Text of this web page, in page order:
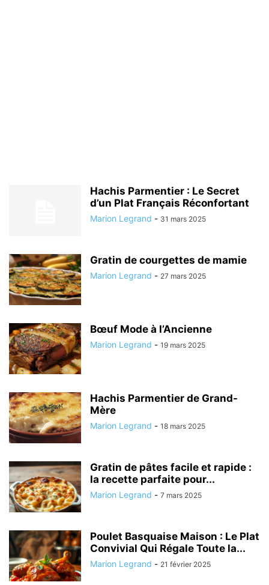
Hachis Parmentier : Le Secret
d’un Plat Français Réconfortant
Marion Legrand - 31 mars 2025
Gratin de courgettes de mamie
Marion Legrand - 27 mars 2025
Bœuf Mode à l’Ancienne
Marion Legrand - 19 mars 2025
Hachis Parmentier de Grand-
Mère
Marion Legrand - 18 mars 2025
Gratin de pâtes facile et rapide :
la recette parfaite pour...
Marion Legrand - 7 mars 2025
Poulet Basquaise Maison : Le Plat
Convivial Qui Régale Toute la...
Marion Legrand - 21 février 2025